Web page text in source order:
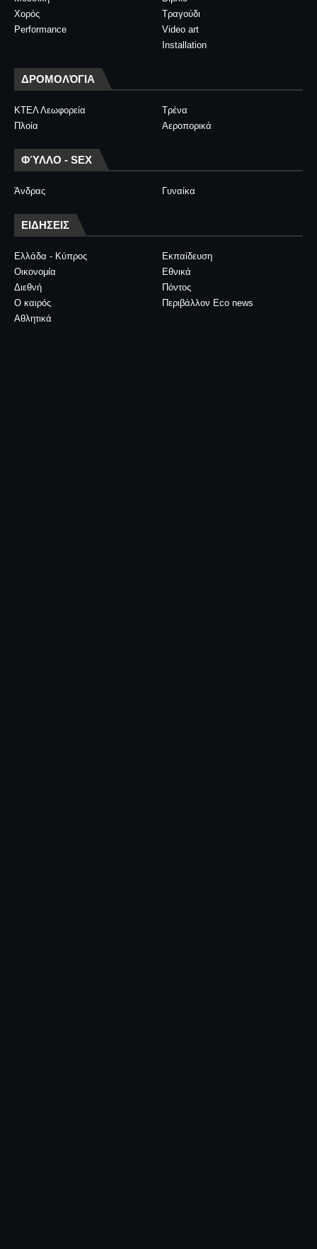
Τραγούδι
Χορός
Video art
Performance
Installation
ΔΡΟΜΟΛΌΓΙΑ
ΚΤΕΛ Λεωφορεία
Τρένα
Πλοία
Αεροπορικά
ΦΎΛΛΟ - SEX
Άνδρας Γυναίκα
ΕΙΔΗΣΕΙΣ
Ελλάδα - Κύπρος
Εκπαίδευση
Οικονομία
Εθνικά
Διεθνή
Πόντος
Ο καιρός
Περιβάλλον Eco news
Αθλητικά